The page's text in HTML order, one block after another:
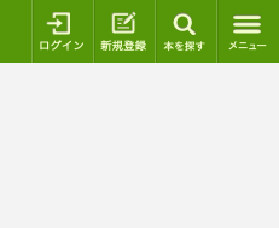
ログイン 新規登録